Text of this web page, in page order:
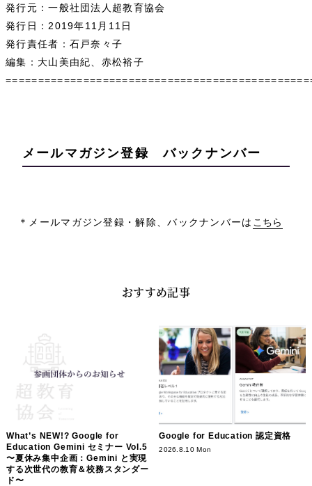
発行元：一般社団法人超教育協会
発行日：2019年11月11日
発行責任者：石戸奈々子
編集：大山美由紀、赤松裕子
メールマガジン登録 バックナンバー
＊メールマガジン登録・解除、バックナンバーは こちら
おすすめ記事
What’s NEW!? Google for
Education Gemini セミナー Vol.5
〜夏休み集中企画：Gemini と実現
する次世代の教育＆校務スタンダー
ド〜
Google for Education 認定資格
2026.8.10 Mon